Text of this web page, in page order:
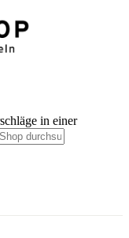
in einer